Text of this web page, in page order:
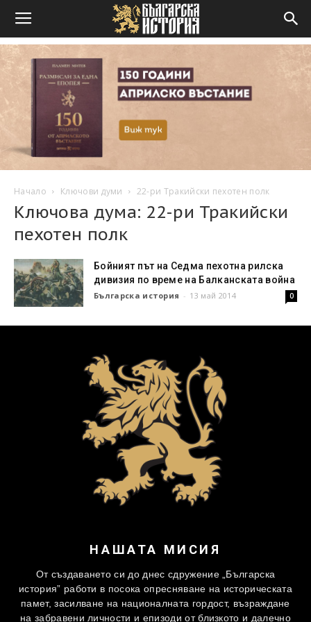
Начало Ключови думи 22-ри Тракийски пехотен полк
Ключова дума: 22-ри Тракийски
пехотен полк
Бойният път на Седма пехотна рилска
дивизия по време на Балканската война
Българска история - 13 май 2014 0
НАШАТА МИСИЯ
От създаването си до днес сдружение „Българска
история” работи в посока опресняване на историческата
памет, засилване на националната гордост, възраждане
на забравени личности и епизоди от близкото и далечно